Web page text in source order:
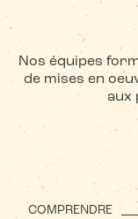
Nos équipes
de mises en
aux
COMPRENDRE